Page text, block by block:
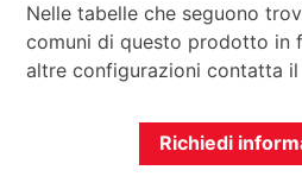
Nelle tabelle che seguono
comuni di questo prodotto in
altre configurazioni contatta
Richiedi